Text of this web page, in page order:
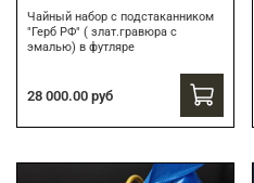
Чайный набор с подстаканником
"Герб РФ" ( злат.гравюра с
эмалью) в футляре
28 000.00 руб